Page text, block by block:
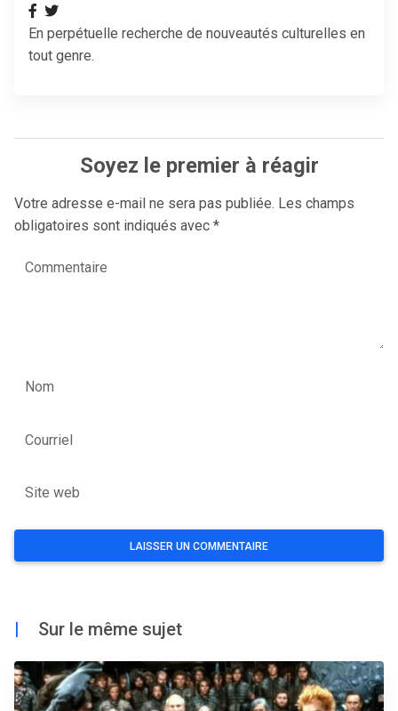
En perpétuelle recherche de nouveautés culturelles en
tout genre.
Soyez le premier à réagir
Votre adresse e-mail ne sera pas publiée. Les champs
obligatoires sont indiqués avec *
Commentaire
Nom
Courriel
Site web
| Sur le même sujet